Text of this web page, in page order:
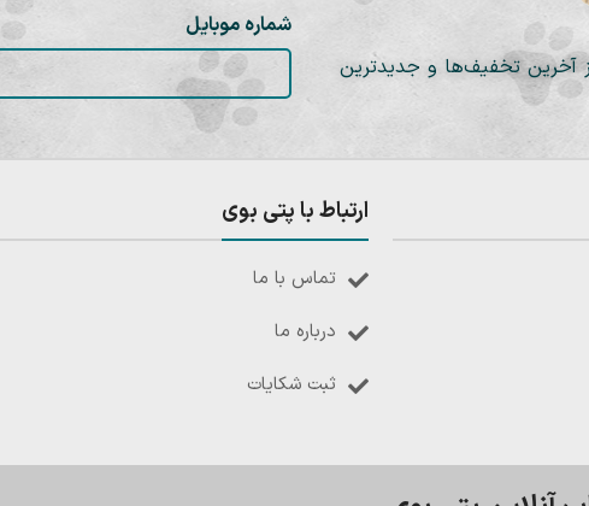
آخرین تخفیف‌ها و جدیدترین
شماره موبایل
ارتباط با پتی بوی
تماس با ما
درباره ما
ثبت شکایات